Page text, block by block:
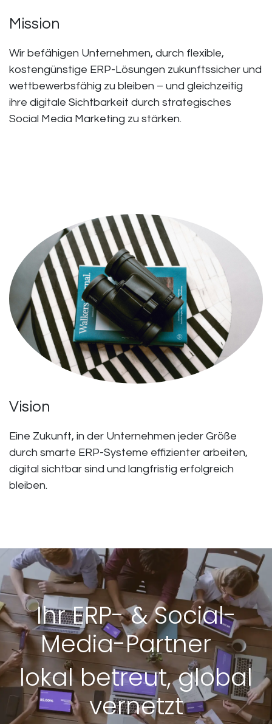
Mission
Wir befähigen Unternehmen, durch flexible,
kostengünstige ERP-Lösungen zukunftssicher und
wettbewerbsfähig zu bleiben – und gleichzeitig
ihre digitale Sichtbarkeit durch strategisches
Social Media Marketing zu stärken.
Vision
Eine Zukunft, in der Unternehmen jeder Größe
durch smarte ERP-Systeme effizienter arbeiten,
digital sichtbar sind und langfristig erfolgreich
bleiben.
Ihr ERP- & Social-
Media-Partner
lokal betreut, global
vernetzt